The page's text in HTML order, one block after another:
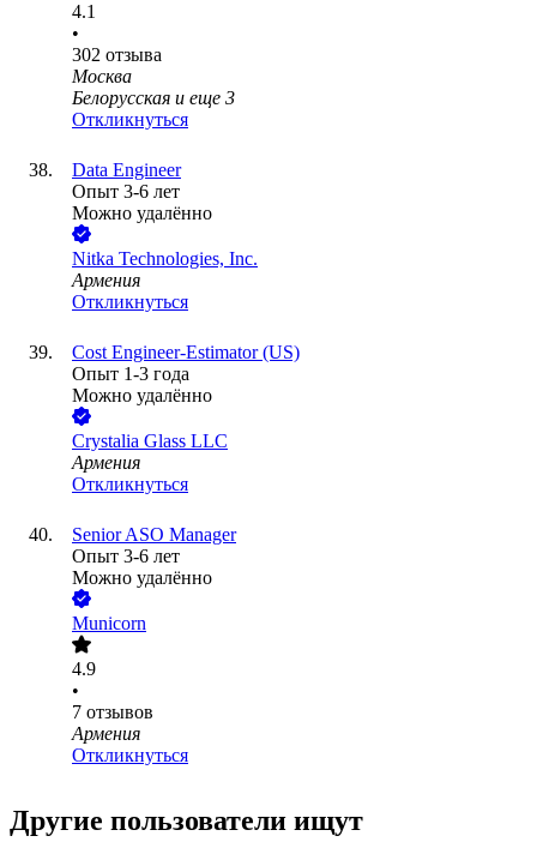
4.1
•
302 отзыва
Москва
Белорусская и еще 3
Откликнуться
Data Engineer
Опыт 3-6 лет
Можно удалённо
Nitka Technologies, Inc.
Армения
Откликнуться
Cost Engineer-Estimator (US)
Опыт 1-3 года
Можно удалённо
Crystalia Glass LLC
Армения
Откликнуться
Senior ASO Manager
Опыт 3-6 лет
Можно удалённо
Municorn
4.9
•
7 отзывов
Армения
Откликнуться
Другие пользователи ищут